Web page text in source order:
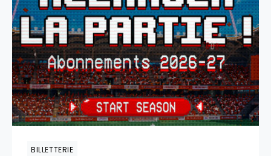
BILLETTERIE